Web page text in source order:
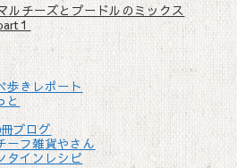
ルチーズとプードルのミックス
１
歩きレポート
と
ブログ
ーフ雑貨やさん
タインレシピ